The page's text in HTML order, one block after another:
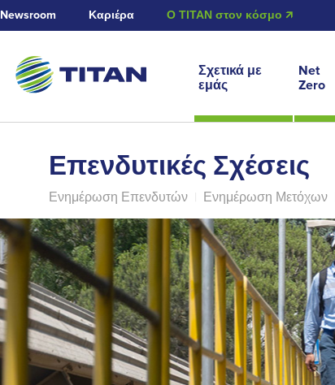
Newsroom Καριέρα Ο ΤΙΤΑΝ στον κόσμο 🡭
Σχετικά με
εμάς
Net
Zero
Επενδυτικές Σχέσεις
Ενημέρωση Επενδυτών Ενημέρωση Μετόχων